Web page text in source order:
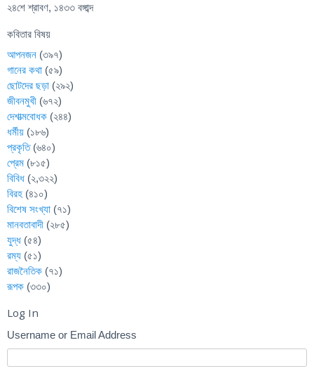
২৪শে শ্রাবণ, ১৪৩৩ বঙ্গাব্দ
কবিতার বিষয়
আপনজন (৩৯৭)
গানের কথা (৫৯)
ছোটদের ছড়া (২৯২)
জীবনমুখী (৬৭২)
দেশাত্মবোধক (২৪৪)
ধর্মীয় (১৮৬)
প্রকৃতি(৬৪০)
প্রেম (৮১৫)
বিবিধ (২,৩২২)
বিরহ (৪১০)
বিশেষ সংখ্যা (৭১)
মানবতাবাদী (২৮৫)
যুদ্ধ (৫৪)
রম্য (৫১)
রাজনৈতিক (৭১)
রূপক (৩৩০)
Log In
Username or Email Address